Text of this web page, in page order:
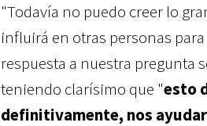
"Todavía no puedo creer lo
influirá en otras personas
respuesta a nuestra pregunta
teniendo clarísimo que "esto
definitivamente, nos